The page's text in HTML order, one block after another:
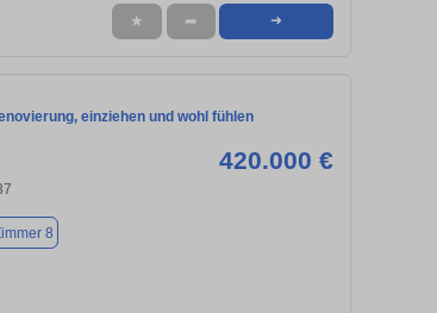
★ ➦ ➜
einziehen und wohl fühlen
420.000 €
8